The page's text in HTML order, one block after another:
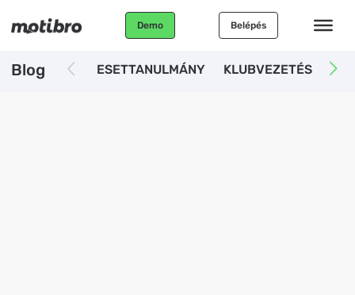
Demo Belépés
Blog ESETTANULMÁNY KLUBVEZETÉS